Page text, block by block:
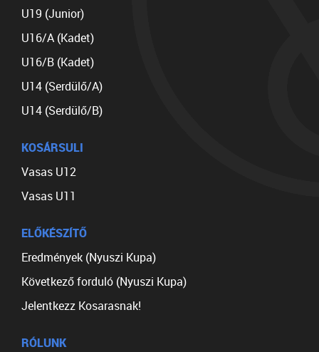
U19 (Junior)
U16/A (Kadet)
U16/B (Kadet)
U14 (Serdülő/A)
U14 (Serdülő/B)
KOSÁRSULI
Vasas U12
Vasas U11
ELŐKÉSZÍTŐ
Eredmények (Nyuszi Kupa)
Következő forduló (Nyuszi Kupa)
Jelentkezz Kosarasnak!
RÓLUNK